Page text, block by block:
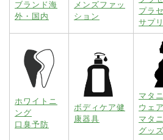
ブランド海
外・国内
メンズファッ
ション
プラ
サプリ
ホワイトニ
ング
口臭予防
ボディケア健
康器具
マタ
ウェア
マタ
グッズ